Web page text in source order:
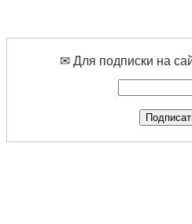
✉ Для подписки на